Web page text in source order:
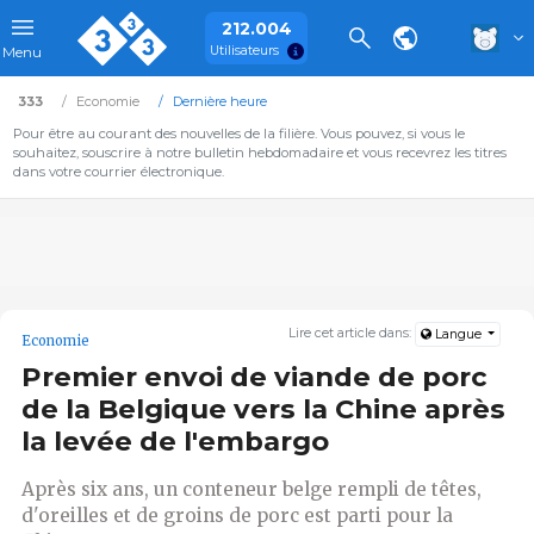
Menu
212.004
Utilisateurs
333 Economie
Dernière heure
Pour être au courant des nouvelles de la filière. Vous pouvez, si vous le
souhaitez, souscrire à notre bulletin hebdomadaire et vous recevrez les titres
dans votre courrier électronique.
Lire cet article dans: Langue
Economie
Premier envoi de viande de porc
de la Belgique vers la Chine après
la levée de l'embargo
Après six ans, un conteneur belge rempli de têtes,
d'oreilles et de groins de porc est parti pour la